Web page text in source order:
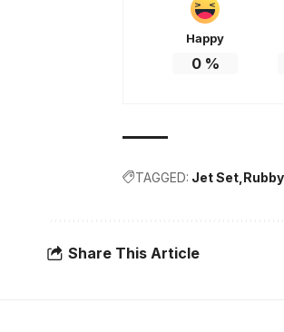
Happy
0%
TAGGED: Jet Set
Share This Article